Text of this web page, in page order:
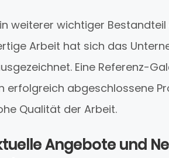
weiterer wichtiger
Arbeit hat sich das
Eine Referenz-
erfolgreich abgeschlossene
Qualität der Arbeit.
Angebote und